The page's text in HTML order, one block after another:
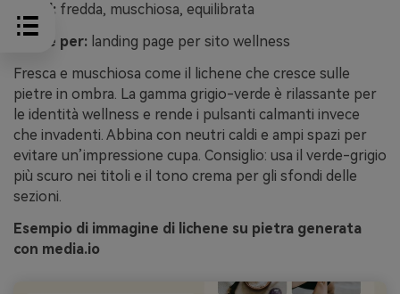
Mood: fredda, muschiosa, equilibrata
Ideale per: landing page per sito wellness
Fresca e muschiosa come il lichene che cresce sulle
pietre in ombra. La gamma grigio-verde è rilassante per
le identità wellness e rende i pulsanti calmanti invece
che invadenti. Abbina con neutri caldi e ampi spazi per
evitare un’impressione cupa. Consiglio: usa il verde-grigio
più scuro nei titoli e il tono crema per gli sfondi delle
sezioni.
Esempio di immagine di lichene su pietra generata
con media.io